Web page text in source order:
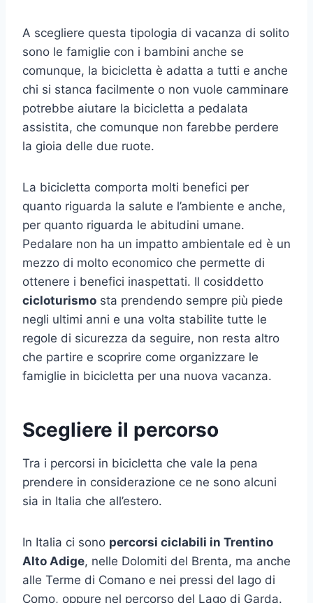
A scegliere questa tipologia di vacanza di solito
sono le famiglie con i bambini anche se
comunque, la bicicletta è adatta a tutti e anche
chi si stanca facilmente o non vuole camminare
potrebbe aiutare la bicicletta a pedalata
assistita, che comunque non farebbe perdere
la gioia delle due ruote.
La bicicletta comporta molti benefici per
quanto riguarda la salute e l’ambiente e anche,
per quanto riguarda le abitudini umane.
Pedalare non ha un impatto ambientale ed è un
mezzo di molto economico che permette di
ottenere i benefici inaspettati. Il cosiddetto
cicloturismo sta prendendo sempre più piede
negli ultimi anni e una volta stabilite tutte le
regole di sicurezza da seguire, non resta altro
che partire e scoprire come organizzare le
famiglie in bicicletta per una nuova vacanza.
Scegliere il percorso
Tra i percorsi in bicicletta che vale la pena
prendere in considerazione ce ne sono alcuni
sia in Italia che all’estero.
In Italia ci sono percorsi ciclabili in Trentino
Alto Adige, nelle Dolomiti del Brenta, ma anche
alle Terme di Comano e nei pressi del lago di
Como, oppure nel percorso del Lago di Garda.